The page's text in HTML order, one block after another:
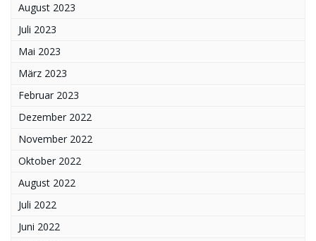
August 2023
Juli 2023
Mai 2023
März 2023
Februar 2023
Dezember 2022
November 2022
Oktober 2022
August 2022
Juli 2022
Juni 2022